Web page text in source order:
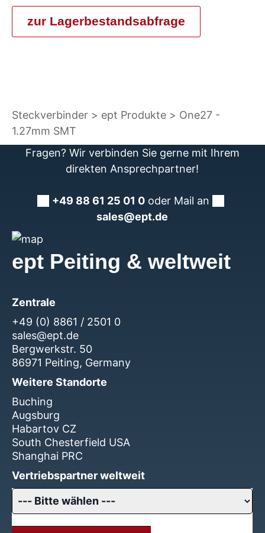
zur Lagerbestandsabfrage
Steckverbinder ept Produkte
One27 -
1.27mm SMT
Fragen? Wir verbinden Sie gerne mit Ihrem
direkten Ansprechpartner!
+49 88 61 25 01 0 oder Mail an
sales@ept.de
ept Peiting & weltweit
Zentrale
+49 (0) 8861 / 2501 0
sales@ept.de
Bergwerkstr. 50
86971 Peiting, Germany
Weitere Standorte
Buching
Augsburg
Habartov CZ
South Chesterfield USA
Shanghai PRC
Vertriebspartner weltweit